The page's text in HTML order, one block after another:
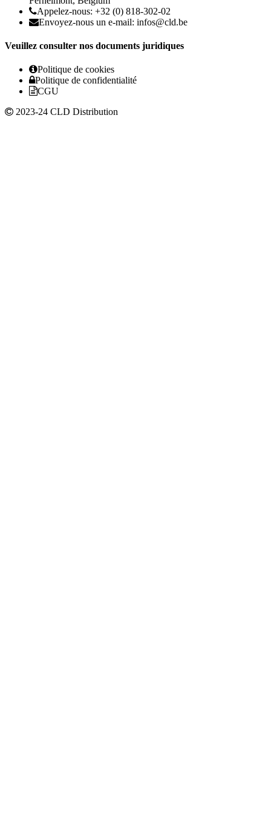
Appelez-nous: +32 (0) 818-302-02
Envoyez-nous un e-mail: infos@cld.be
Veuillez consulter nos documents juridiques
Politique de cookies
Politique de confidentialité
CGU
2023-24 CLD Distribution